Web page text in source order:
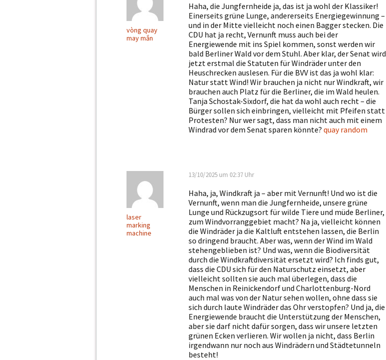
vòng quay
may mắn
Haha, die Jungfernheide ja, das ist ja wohl der Klassiker!
Einerseits grüne Lunge, andererseits Energiegewinnung –
und in der Mitte vielleicht noch einen Bagger stecken. Die
CDU hat ja recht, Vernunft muss auch bei der
Energiewende mit ins Spiel kommen, sonst werden wir
bald Berliner Wald vor dem Stuhl. Aber klar, der Senat wird
jetzt erstmal die Statuten für Windräder unter den
Heuschrecken auslesen. Für die BVV ist das ja wohl klar:
Natur statt Wind! Wir brauchen ja nicht nur Windkraft, wir
brauchen auch Platz für die Berliner, die im Wald heulen.
Tanja Schostak-Sixdorf, die hat da wohl auch recht – die
Bürger sollen sich einbringen, vielleicht mit Pfeifen statt
Protesten? Nur wer sagt, dass man nicht auch mit einem
Windrad vor dem Senat sparen könnte? quay random
laser
marking
machine
13/10/2025 um 02:37 Uhr
Haha, ja, Windkraft ja – aber mit Vernunft! Und wo ist die
Vernunft, wenn man die Jungfernheide, unsere grüne
Lunge und Rückzugsort für wilde Tiere und müde Berliner,
zum Windvorranggebiet macht? Na ja, vielleicht können
die Windräder ja die Kaltluft entstehen lassen, die Berlin
so dringend braucht. Aber was, wenn der Wind im Wald
stehengeblieben ist? Und was, wenn die Biodiversität
durch die Windkraftdiversität ersetzt wird? Ich finds gut,
dass die CDU sich für den Naturschutz einsetzt, aber
vielleicht sollten sie auch mal überlegen, dass die
Menschen in Reinickendorf und Charlottenburg-Nord
auch mal was von der Natur sehen wollen, ohne dass sie
sich durch laute Windräder das Ohr verstopfen? Und ja, die
Energiewende braucht die Unterstützung der Menschen,
aber sie darf nicht dafür sorgen, dass wir unsere letzten
grünen Ecken verlieren. Wir wollen ja nicht, dass Berlin
irgendwann nur noch aus Windrädern und Städtetunneln
besteht!